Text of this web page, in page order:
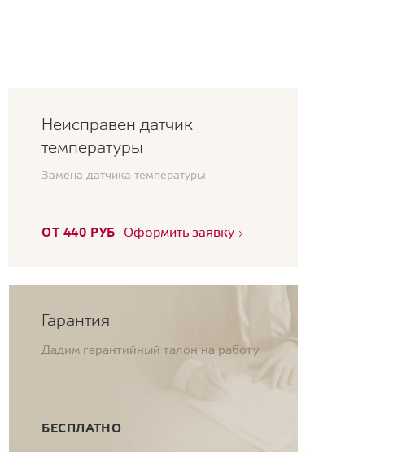
Неисправен датчик
температуры
Замена датчика температуры
ОТ 440 РУБ Оформить заявку
Гарантия
Дадим гарантийный талон на работу
БЕСПЛАТНО